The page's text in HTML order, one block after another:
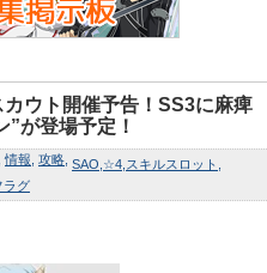
カウト開催予告！SS3に麻痺
が登場予定！
情報 攻略 SAO ☆4 スキルスロット
ラグ